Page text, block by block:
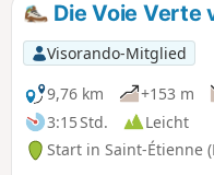
Die Voie Verte
Visorando-Mitglied
9,76 km
+153 m
3:15 Std.
Leicht
Start in Saint-Étienne